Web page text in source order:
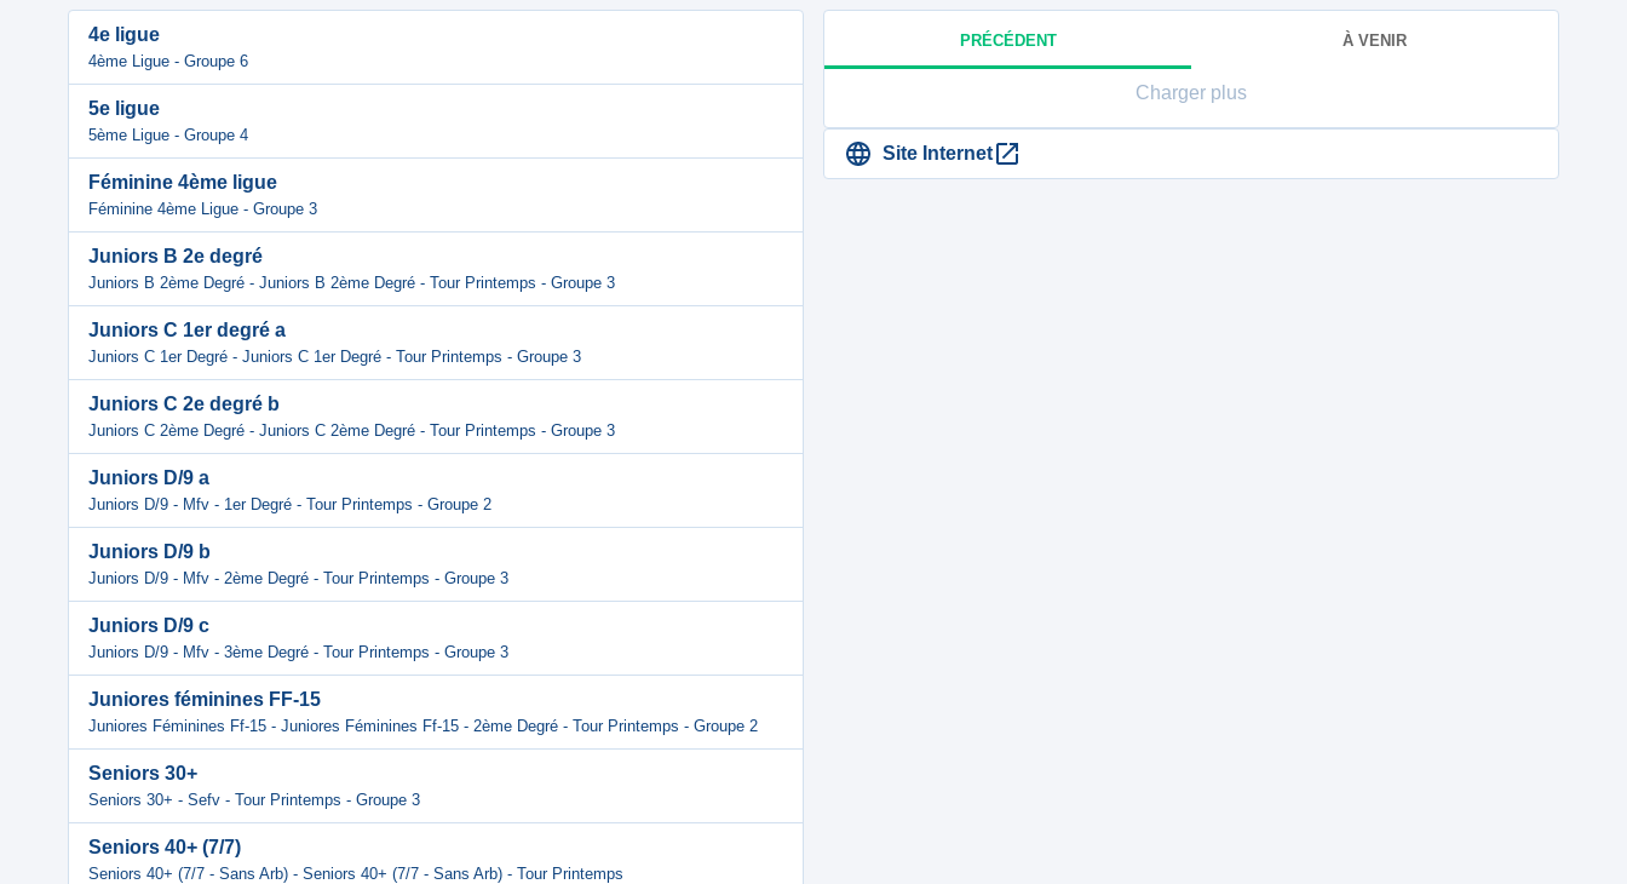
4e ligue
4ème Ligue - Groupe 6
5e ligue
5ème Ligue - Groupe 4
Féminine 4ème ligue
Féminine 4ème Ligue - Groupe 3
Juniors B 2e degré
Juniors B 2ème Degré - Juniors B 2ème Degré - Tour Printemps - Groupe 3
Juniors C 1er degré a
Juniors C 1er Degré - Juniors C 1er Degré - Tour Printemps - Groupe 3
Juniors C 2e degré b
Juniors C 2ème Degré - Juniors C 2ème Degré - Tour Printemps - Groupe 3
Juniors D/9 a
Juniors D/9 - Mfv - 1er Degré - Tour Printemps - Groupe 2
Juniors D/9 b
Juniors D/9 - Mfv - 2ème Degré - Tour Printemps - Groupe 3
Juniors D/9 c
Juniors D/9 - Mfv - 3ème Degré - Tour Printemps - Groupe 3
Juniores féminines FF-15
Juniores Féminines Ff-15 - Juniores Féminines Ff-15 - 2ème Degré - Tour Printemps - Groupe 2
Seniors 30+
Seniors 30+ - Sefv - Tour Printemps - Groupe 3
Seniors 40+ (7/7)
Seniors 40+ (7/7 - Sans Arb) - Seniors 40+ (7/7 - Sans Arb) - Tour Printemps
PRÉCÉDENT À VENIR
Charger plus
Site Internet